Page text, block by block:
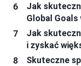
Jak
Global Goals
Jak
i zyskać
Skuteczne